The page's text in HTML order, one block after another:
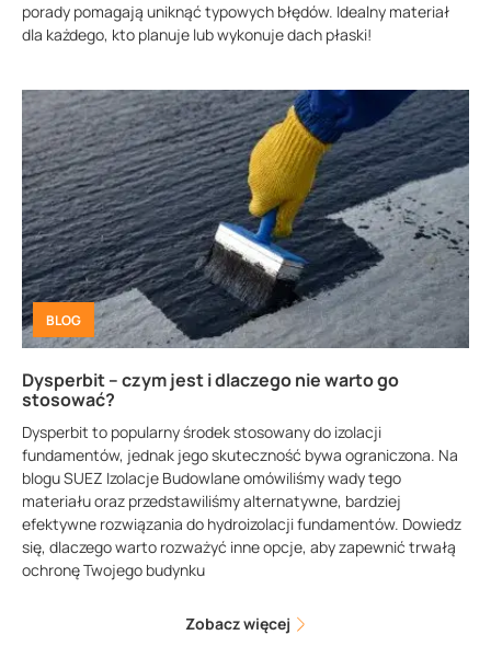
porady pomagają uniknąć typowych błędów. Idealny materiał
dla każdego, kto planuje lub wykonuje dach płaski!
BLOG
Dysperbit – czym jest i dlaczego nie warto go
stosować?
Dysperbit to popularny środek stosowany do izolacji
fundamentów, jednak jego skuteczność bywa ograniczona. Na
blogu SUEZ Izolacje Budowlane omówiliśmy wady tego
materiału oraz przedstawiliśmy alternatywne, bardziej
efektywne rozwiązania do hydroizolacji fundamentów. Dowiedz
się, dlaczego warto rozważyć inne opcje, aby zapewnić trwałą
ochronę Twojego budynku
Zobacz więcej